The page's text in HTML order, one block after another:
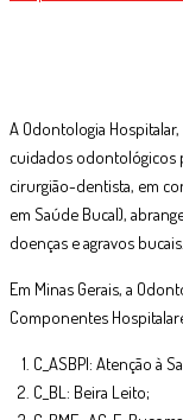
A Odontologia
cuidados odontológicos
cirurgião-dentista, em
em Saúde Bucal),
doenças e agravos bucais.
Em Minas Gerais, a
Componentes
C_ASBPI: Atenção à
C_BL: Beira Leito;